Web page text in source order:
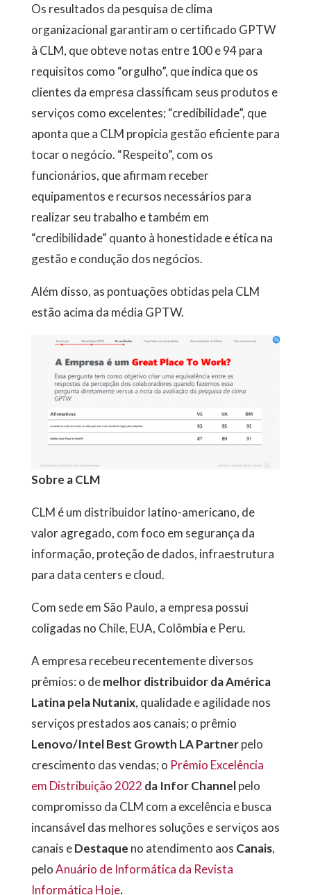
Os resultados da pesquisa de clima
organizacional garantiram o certificado GPTW
à CLM, que obteve notas entre 100 e 94 para
requisitos como “orgulho”, que indica que os
clientes da empresa classificam seus produtos e
serviços como excelentes; “credibilidade”, que
aponta que a CLM propicia gestão eficiente para
tocar o negócio. “Respeito”, com os
funcionários, que afirmam receber
equipamentos e recursos necessários para
realizar seu trabalho e também em
“credibilidade” quanto à honestidade e ética na
gestão e condução dos negócios.
Além disso, as pontuações obtidas pela CLM
estão acima da média GPTW.
Sobre a CLM
CLM é um distribuidor latino-americano, de
valor agregado, com foco em segurança da
informação, proteção de dados, infraestrutura
para data centers e cloud.
Com sede em São Paulo, a empresa possui
coligadas no Chile, EUA, Colômbia e Peru.
A empresa recebeu recentemente diversos
prêmios: o demelhor distribuidor da América
Latina pela Nutanix, qualidade e agilidade nos
serviços prestados aos canais; o prêmio
Lenovo/Intel Best Growth LA Partnerpelo
crescimento das vendas; o Prêmio Excelência
em Distribuição 2022 da Infor Channelpelo
compromisso da CLM com a excelência e busca
incansável das melhores soluções e serviços aos
canais eDestaque no atendimento aos Canais,
peloAnuário de Informática da Revista
Informática Hoje.